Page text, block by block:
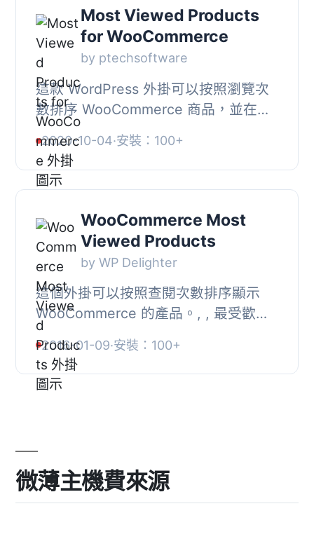
Most Viewed Products
for WooCommerce
by ptechsoftware
這款 WordPress 外掛可以按照瀏覽次
數排序 WooCommerce 商品，並在後
台及前端展示瀏覽次數最高的商品清
單。, Most Viewed Products for
WooCommerce 提供了以...
2020-10-04·安裝：100+
WooCommerce Most
Viewed Products
by WP Delighter
這個外掛可以按照查閱次數排序顯示
WooCommerce 的產品。, , 最受歡迎
產品小工具會顯示最受歡迎的產品清
單。, 此外也提供了一個快速碼
[wcmvp]和 [wcmvp produ...
2016-01-09·安裝：100+
微薄主機費來源